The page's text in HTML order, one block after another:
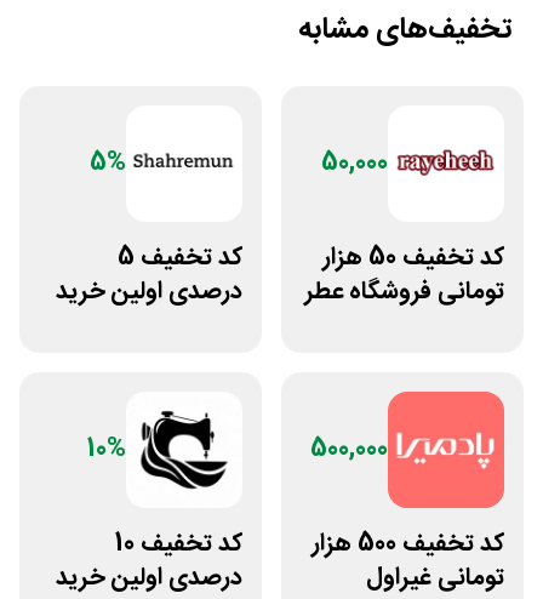
تخفیف‌های مشابه
50,000
کد تخفیف 50 هزار
تومانی فروشگاه عطر
5%
کد تخفیف 5
درصدی اولین خرید
500,000
کد تخفیف 500 هزار
تومانی غیراول
10%
کد تخفیف 10
درصدی اولین خرید